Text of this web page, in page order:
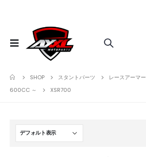
SHOP スタントパーツ レースアーマー
600CC ～
XSR700